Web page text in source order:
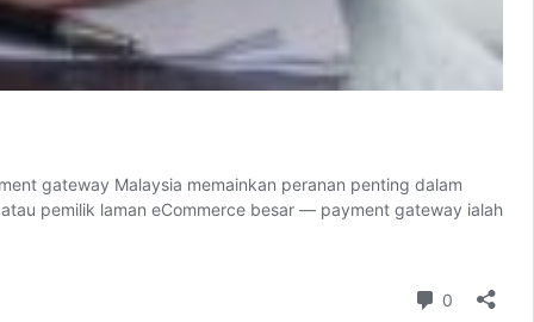
gateway Malaysia memainkan peranan penting dalam
pemilik laman eCommerce besar — payment gateway ialah
0 Comments